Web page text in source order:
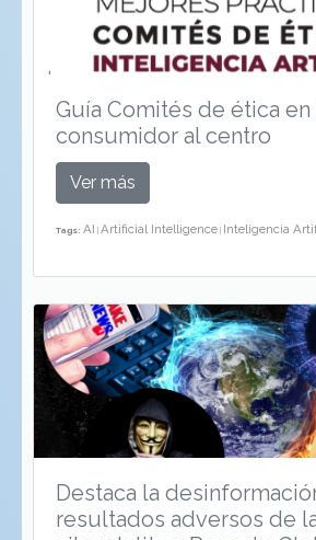
Guía Comités de ética en
consumidor al centro
Ver más
Tags: AI | Artificial Intelligence | Inteligencia
Destaca la
resultados adversos de